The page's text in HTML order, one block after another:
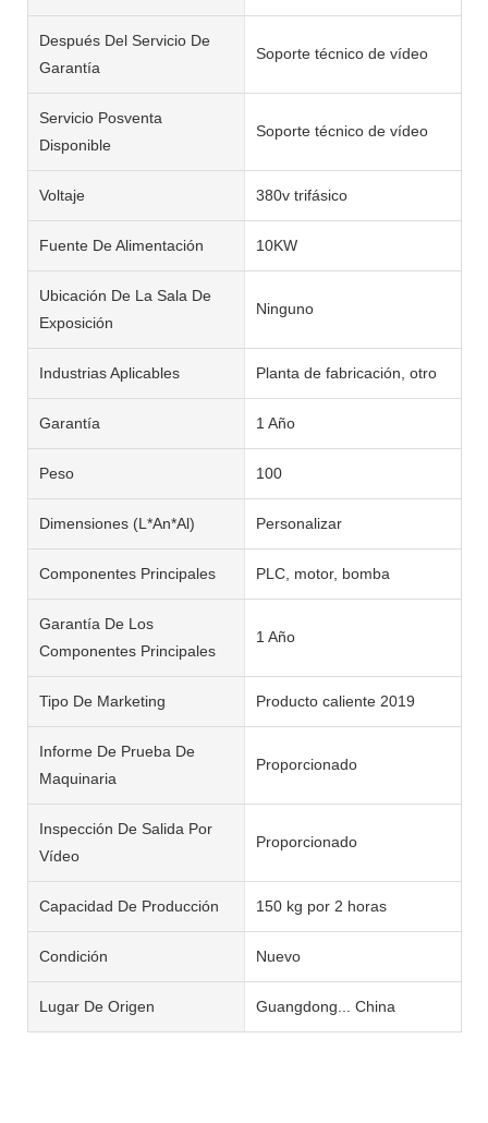
Después Del Servicio De
Garantía
Soporte técnico de vídeo
Servicio Posventa
Disponible
Soporte técnico de vídeo
Voltaje 380v trifásico
Fuente De Alimentación 10KW
Ubicación De La Sala De
Exposición
Ninguno
Industrias Aplicables Planta de fabricación, otro
Garantía 1 Año
Peso 100
Dimensiones (L*An*Al) Personalizar
Componentes Principales PLC, motor, bomba
Garantía De Los
Componentes Principales
1 Año
Tipo De Marketing Producto caliente 2019
Informe De Prueba De
Maquinaria
Proporcionado
Inspección De Salida Por
Vídeo
Proporcionado
Capacidad De Producción 150 kg por 2 horas
Condición Nuevo
Lugar De Origen Guangdong... China